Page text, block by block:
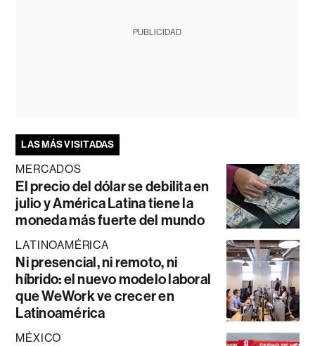
PUBLICIDAD
LAS MÁS VISITADAS
MERCADOS
El precio del dólar se debilita en
julio y América Latina tiene la
moneda más fuerte del mundo
LATINOAMÉRICA
Ni presencial, ni remoto, ni
híbrido: el nuevo modelo laboral
que WeWork ve crecer en
Latinoamérica
MÉXICO